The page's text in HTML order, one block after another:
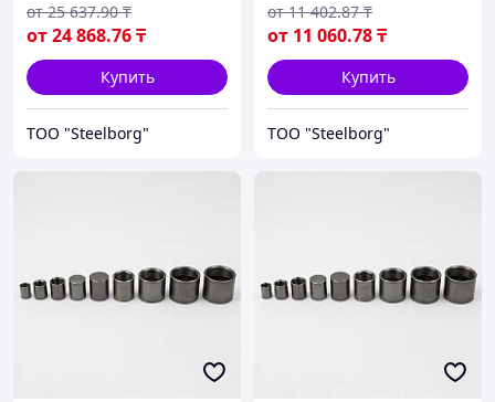
от24 868.76₸
от 25 637.90 ₸
Купить
ТОО "Steelborg"
от 11 060.78₸
от 11 402.87 ₸
Купить
ТОО "Steelborg"